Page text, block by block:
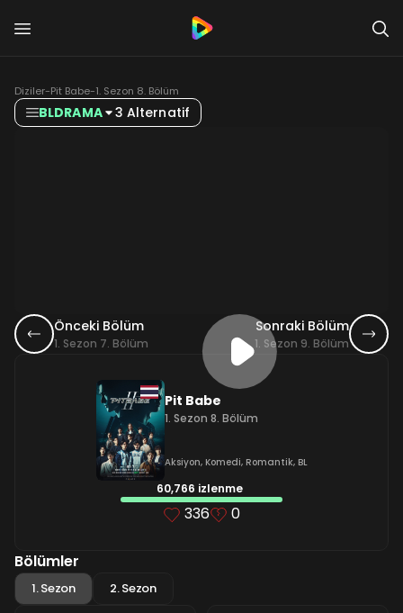
Diziler-Pit Babe-1. Sezon 8. Bölüm
BLDRAMA 3 Alternatif
Önceki Bölüm
1. Sezon 7. Bölüm
Sonraki Bölüm
1. Sezon 9. Bölüm
Pit Babe
1. Sezon 8. Bölüm
Aksiyon, Komedi, Romantik, BL
60,766 izlenme
336 0
Bölümler
1. Sezon 2. Sezon